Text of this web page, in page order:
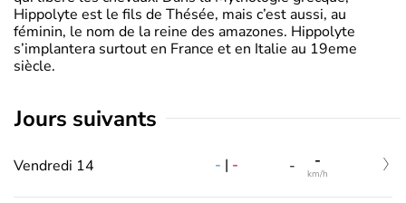
Hippolyte est le fils de Thésée, mais c’est aussi, au
féminin, le nom de la reine des amazones. Hippolyte
s’implantera surtout en France et en Italie au 19eme
siècle.
jours suivants
Vendredi 14 - | - - -
km/h